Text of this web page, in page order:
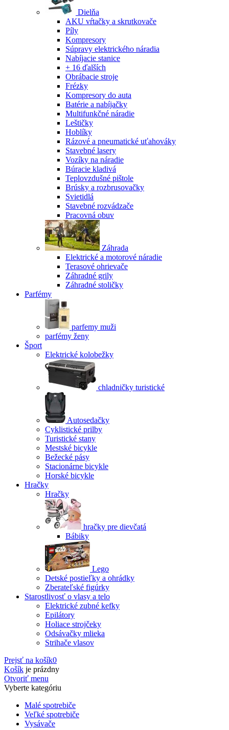
Dielňa
AKU vŕtačky a skrutkovače
Píly
Kompresory
Súpravy elektrického náradia
Nabíjacie stanice
+ 16 ďalších
Obrábacie stroje
Frézky
Kompresory do auta
Batérie a nabíjačky
Multifunkčné náradie
Leštičky
Hoblíky
Rázové a pneumatické uťahováky
Stavebné lasery
Vozíky na náradie
Búracie kladivá
Teplovzdušné pištole
Brúsky a rozbrusovačky
Svietidlá
Stavebné rozvádzače
Pracovná obuv
Záhrada
Elektrické a motorové náradie
Terasové ohrievače
Záhradné grily
Záhradné stoličky
Parfémy
parfemy muži
parfémy ženy
Šport
Elektrické kolobežky
chladničky turistické
Autosedačky
Cyklistické prilby
Turistické stany
Mestské bicykle
Bežecké pásy
Stacionárne bicykle
Horské bicykle
Hračky
Hračky
hračky pre dievčatá
Bábiky
Lego
Detské postieľky a ohrádky
Zberateľské figúrky
Starostlivosť o vlasy a telo
Elektrické zubné kefky
Epilátory
Holiace strojčeky
Odsávačky mlieka
Strihače vlasov
Prejsť na košík0
Košík je prázdny
Otvoriť menu
Vyberte kategóriu
Malé spotrebiče
Veľké spotrebiče
Vysávače